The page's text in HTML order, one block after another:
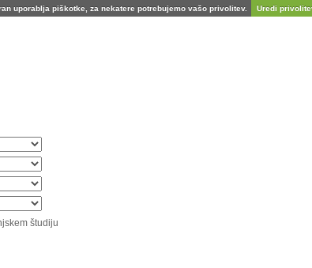
uporablja piškotke, za nekatere potrebujemo vašo privolitev. Uredi
študiju